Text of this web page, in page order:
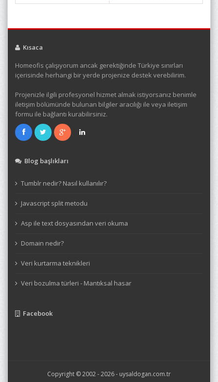
Kısaca
Homeofis çalışıyorum ancak gerektiğinde Türkiye sınırları
içerisinde herhangi bir yerde projenize destek verebilirim.
Projenizle ilgili profesyonel hizmet almak istiyorsanız benimle
iletişim bölümünde bulunan bilgiler aracılığı ile veya iletişim
formu ile bağlantı kurabilirsiniz.
Blog başlıkları
Tumblr nedir? Nasıl kullanılır?
Javascript split metodu
Asp ile text dosyasından veri okuma
Domain nedir?
Veri kurtarma teknikleri
Veri bozulma türleri - Mantıksal hasar
Facebook
Copyright © 2002 - 2026 - uysaldogan.com.tr